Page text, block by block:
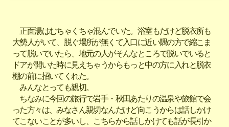
正面湯はむちゃくちゃ混んでいた。浴室もだけど脱衣所も
大勢人がいて、脱ぐ場所が無くて入口に近い隅の方で縮こま
って脱いでいたら、地元の人がそんなところで脱いでいると
ドアが開いた時に見えちゃうからもっと中の方に入れと脱衣
棚の前に招いてくれた。
みんなとっても親切。
ちなみに今回の旅行で岩手・秋田あたりの温泉や旅館で会
った方々は、みなさん親切なんだけど向こうからは話しかけ
てこないことが多いし、こちらから話しかけても話が長引か